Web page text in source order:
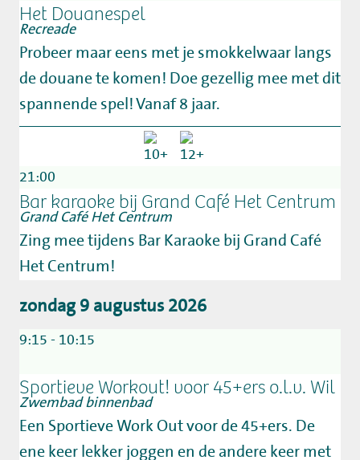
Het Douanespel
Recreade
Probeer maar eens met je smokkelwaar langs
de douane te komen! Doe gezellig mee met dit
spannende spel! Vanaf 8 jaar.
21:00
Bar karaoke bij Grand Café Het Centrum
Grand Café Het Centrum
Zing mee tijdens Bar Karaoke bij Grand Café
Het Centrum!
zondag 9 augustus 2026
9:15 - 10:15
Sportieve Workout! voor 45+ers o.l.v. Wil
Zwembad binnenbad
Een Sportieve Work Out voor de 45+ers. De
ene keer lekker joggen en de andere keer met